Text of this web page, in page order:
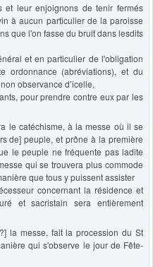
et leur enjoignons de tenir fermés
à aucun particulier de la paroisse
que l'on fasse du bruit dans lesdits
et en particulier de l'obligation
ordonnance (abréviations), et du
observance d’icelle,
pour prendre contre eux par les
le catéchisme, à la messe où il se
de] peuple, et prône à la première
le peuple ne fréquente pas ladite
qui se trouvera plus commode
que tous y puissent assister
concernant la résidence et
et sacristain sera entièrement
la messe, fait la procession du St
qui s'observe le jour de Fête-